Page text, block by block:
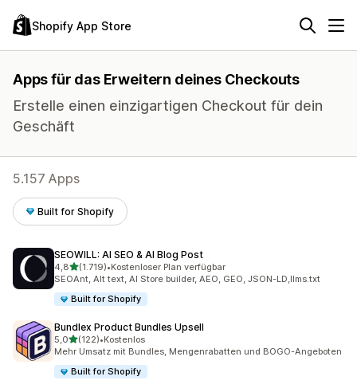
Shopify App Store
Apps für das Erweitern deines Checkouts
Erstelle einen einzigartigen Checkout für dein
Geschäft
5.157 Apps
Built for Shopify
SEOWILL: AI SEO & AI Blog Post
4,8von 5 Sternen
(1.719)
1719 Rezensionen insgesamt
•Kostenloser Plan verfügbar
SEOAnt, Alt text, AI Store builder, AEO, GEO, JSON-LD,llms.txt
Built for Shopify
Bundlex Product Bundles Upsell
5,0von 5 Sternen
(122)
122 Rezensionen insgesamt
•Kostenlos
Mehr Umsatz mit Bundles, Mengenrabatten und BOGO-Angeboten
Built for Shopify